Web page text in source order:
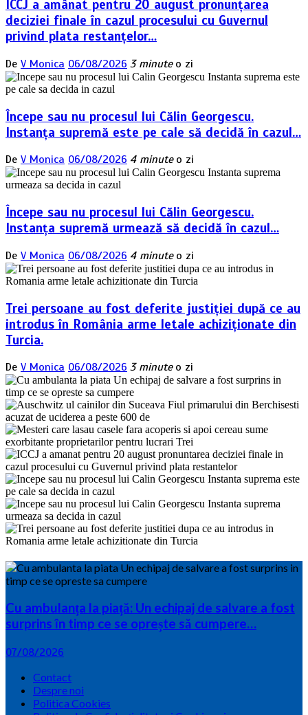
ÎCCJ a amânat pentru 20 august pronunțarea
deciziei finale în cazul procesului cu Guvernul
privind plata restanțelor…
De V Monica 06/08/2026 3 minute o zi
Începe sau nu procesul lui Călin Georgescu.
Instanța supremă este pe cale să decidă în cazul…
De V Monica 06/08/2026 4 minute o zi
Începe sau nu procesul lui Călin Georgescu.
Instanța supremă urmează să decidă în cazul…
De V Monica 06/08/2026 4 minute o zi
Trei persoane au fost deferite justiției după ce au
introdus în România arme letale achiziționate din
Turcia.
De V Monica 06/08/2026 3 minute o zi
Cu ambulanța la piață: Un echipaj de salvare a fost
surprins în timp ce se oprește să cumpere…
07/08/2026
Contact
Despre noi
Politica Cookies